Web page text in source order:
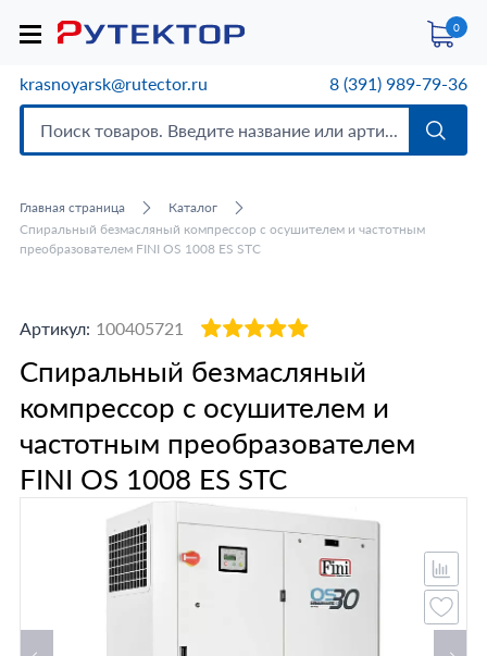
0
krasnoyarsk@rutector.ru 8 (391) 989-79-36
Главная страница
Каталог
Спиральный безмасляный компрессор с осушителем и частотным
преобразователем FINI OS 1008 ES STC
Артикул: 100405721
Спиральный безмасляный
компрессор с осушителем и
частотным преобразователем
FINI OS 1008 ES STC